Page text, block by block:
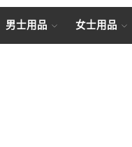
男士用品 女士用品